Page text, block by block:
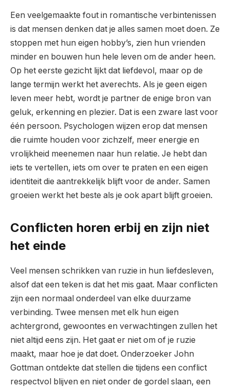
Een veelgemaakte fout in romantische verbintenissen
is dat mensen denken dat je alles samen moet doen. Ze
stoppen met hun eigen hobby’s, zien hun vrienden
minder en bouwen hun hele leven om de ander heen.
Op het eerste gezicht lijkt dat liefdevol, maar op de
lange termijn werkt het averechts. Als je geen eigen
leven meer hebt, wordt je partner de enige bron van
geluk, erkenning en plezier. Dat is een zware last voor
één persoon. Psychologen wijzen erop dat mensen
die ruimte houden voor zichzelf, meer energie en
vrolijkheid meenemen naar hun relatie. Je hebt dan
iets te vertellen, iets om over te praten en een eigen
identiteit die aantrekkelijk blijft voor de ander. Samen
groeien werkt het beste als je ook apart blijft groeien.
Conflicten horen erbij en zijn niet
het einde
Veel mensen schrikken van ruzie in hun liefdesleven,
alsof dat een teken is dat het mis gaat. Maar conflicten
zijn een normaal onderdeel van elke duurzame
verbinding. Twee mensen met elk hun eigen
achtergrond, gewoontes en verwachtingen zullen het
niet altijd eens zijn. Het gaat er niet om of je ruzie
maakt, maar hoe je dat doet. Onderzoeker John
Gottman ontdekte dat stellen die tijdens een conflict
respectvol blijven en niet onder de gordel slaan, een